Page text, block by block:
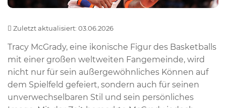
Zuletzt aktualisiert: 03.06.2026
Tracy McGrady, eine ikonische Figur des Basketballs
mit einer großen weltweiten Fangemeinde, wird
nicht nur für sein außergewöhnliches Können auf
dem Spielfeld gefeiert, sondern auch für seinen
unverwechselbaren Stil und sein persönliches